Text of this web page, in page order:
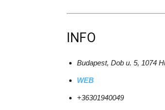
INFO
Budapest, Dob u. 5, 1074
WEB
+36301940049